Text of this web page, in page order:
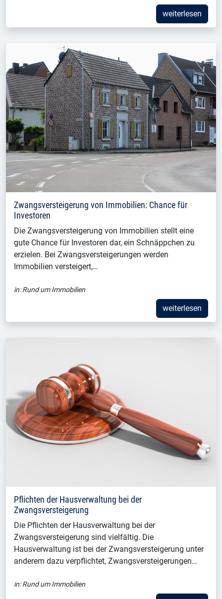
weiterlesen
Zwangsversteigerung von Immobilien: Chance für
Investoren
Die Zwangsversteigerung von Immobilien stellt eine
gute Chance für Investoren dar, ein Schnäppchen zu
erzielen. Bei Zwangsversteigerungen werden
Immobilien versteigert,…
in:Rund um Immobilien
weiterlesen
Pflichten der Hausverwaltung bei der
Zwangsversteigerung
Die Pflichten der Hausverwaltung bei der
Zwangsversteigerung sind vielfältig. Die
Hausverwaltung ist bei der Zwangsversteigerung unter
anderem dazu verpflichtet, Zwangsversteigerungen…
in:Rund um Immobilien